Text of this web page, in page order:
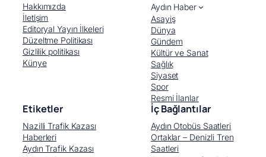
Hakkımızda
İletişim
Editoryal Yayın İlkeleri
Düzeltme Politikası
Gizlilik politikası
Künye
Aydın Haber
Asayiş
Dünya
Gündem
Kültür ve Sanat
Sağlık
Siyaset
Spor
Resmi İlanlar
Etiketler
Nazilli Trafik Kazası
Haberleri
Aydın Trafik Kazası
İç Bağlantılar
Aydın Otobüs Saatleri
Ortaklar – Denizli Tren
Saatleri